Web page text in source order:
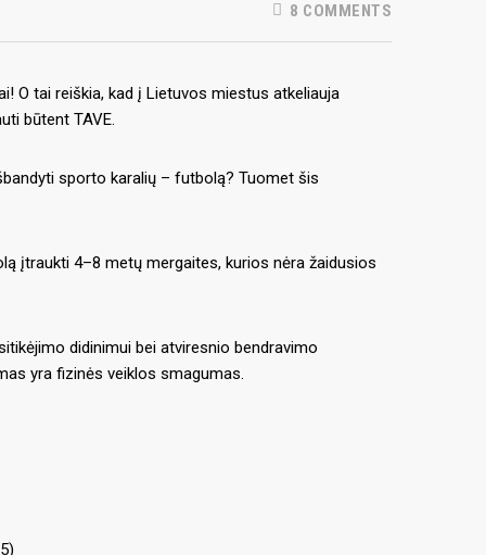
8 COMMENTS
O tai reiškia, kad į Lietuvos miestus atkeliauja
būtent TAVE.
sporto karalių – futbolą? Tuomet šis
įtraukti 4–8 metų mergaites, kurios nėra žaidusios
didinimui bei atviresnio bendravimo
yra fizinės veiklos smagumas.